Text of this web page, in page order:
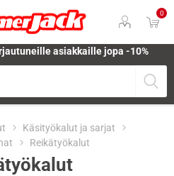
0
asiakkaille jopa -10%
Käsityökalut ja sarjat
Reikätyökalut